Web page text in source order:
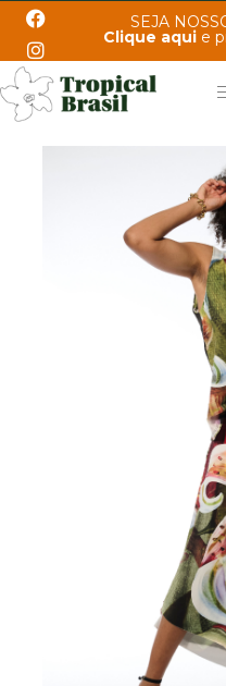
SEJA
Clique aqui e